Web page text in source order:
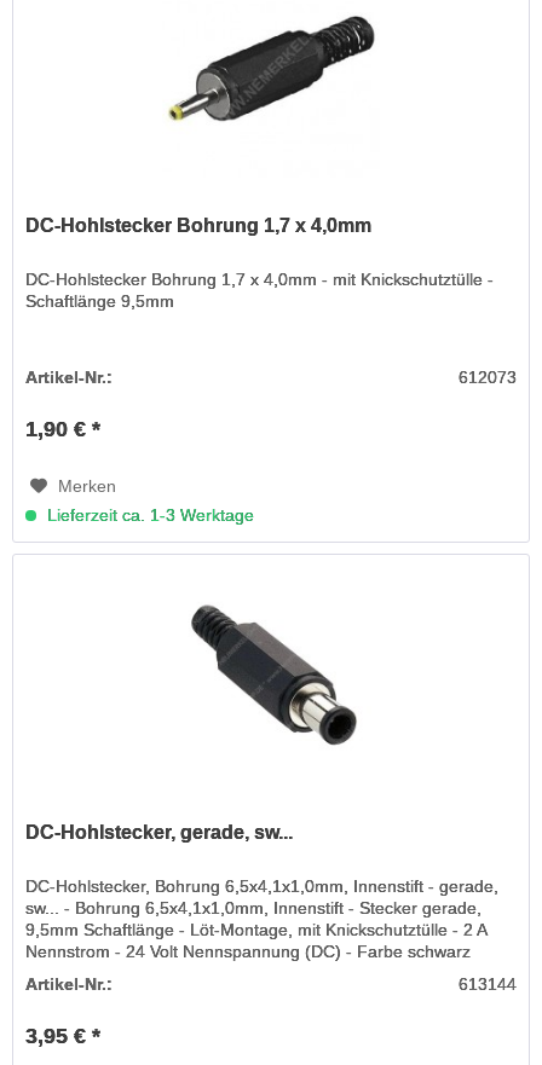
DC-Hohlstecker Bohrung 1,7 x 4,0mm
DC-Hohlstecker Bohrung 1,7 x 4,0mm - mit Knickschutztülle -
Schaftlänge 9,5mm
Artikel-Nr.: 612073
1,90 € *
Merken
Lieferzeit ca. 1-3 Werktage
DC-Hohlstecker, gerade, sw...
DC-Hohlstecker, Bohrung 6,5x4,1x1,0mm, Innenstift - gerade,
sw... - Bohrung 6,5x4,1x1,0mm, Innenstift - Stecker gerade,
9,5mm Schaftlänge - Löt-Montage, mit Knickschutztülle - 2 A
Nennstrom - 24 Volt Nennspannung (DC) - Farbe schwarz
Artikel-Nr.:
613144
3,95 € *